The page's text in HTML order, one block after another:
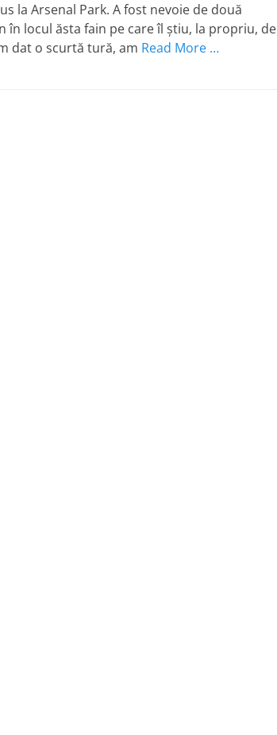
la Arsenal Park. A fost nevoie de două
în locul ăsta fain pe care îl ştiu, la propriu, de
dat o scurtă tură, am Read More …